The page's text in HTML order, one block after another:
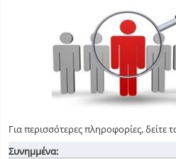
Για περισσότερες πληροφορίες, δείτε
Συνημμένα: